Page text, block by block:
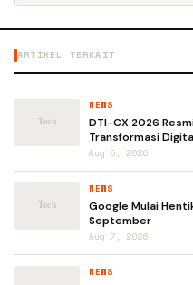
ARTIKEL TERKAIT
NEWS
DTI-CX 2026
Transformasi
Aug 5, 2026
NEWS
Google Mulai
September
Aug 7, 2026
NEWS